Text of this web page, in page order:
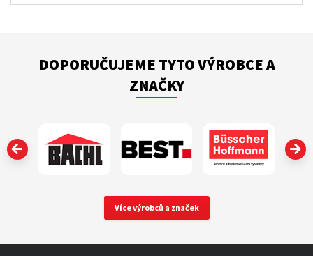
DOPORUČUJEME TYTO VÝROBCE A
ZNAČKY
‹
Více výrobců a značek